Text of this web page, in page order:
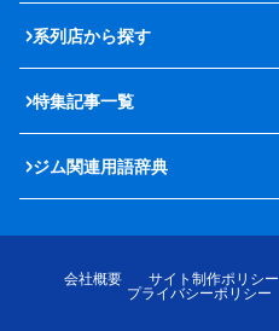
系列店から探す
特集記事一覧
ジム関連用語辞典
会社概要 サイト制作ポリシー
プライバシーポリシー